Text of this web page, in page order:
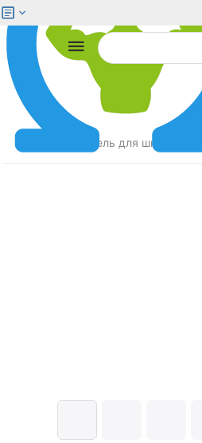
Мебель для школьников
Меню